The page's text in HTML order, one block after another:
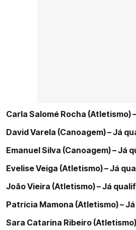
Carla Salomé Rocha (Atletismo)
David Varela (Canoagem) – Já
Emanuel Silva (Canoagem) – Já
Evelise Veiga (Atletismo) – Já
João Vieira (Atletismo) – Já
Patrícia Mamona (Atletismo) –
Sara Catarina Ribeiro